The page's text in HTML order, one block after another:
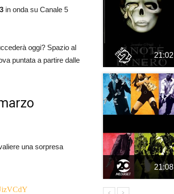
in onda su Canale 5
oggi? Spazio al
puntata a partire dalle
una sorpresa
21:02
21:08